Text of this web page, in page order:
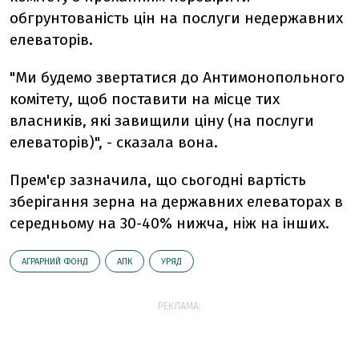
обгрунтованість цін на послуги недержавних
елеваторів.
"Ми будемо звертатися до Антимонопольного
комітету, щоб поставити на місце тих
власників, які завищили ціну (на послуги
елеваторів)", - сказала вона.
Прем'єр зазначила, що сьогодні вартість
зберігання зерна на державних елеваторах в
середньому на 30-40% нижча, ніж на інших.
АГРАРНИЙ ФОНД АПК УРЯД
РЕКЛАМА: